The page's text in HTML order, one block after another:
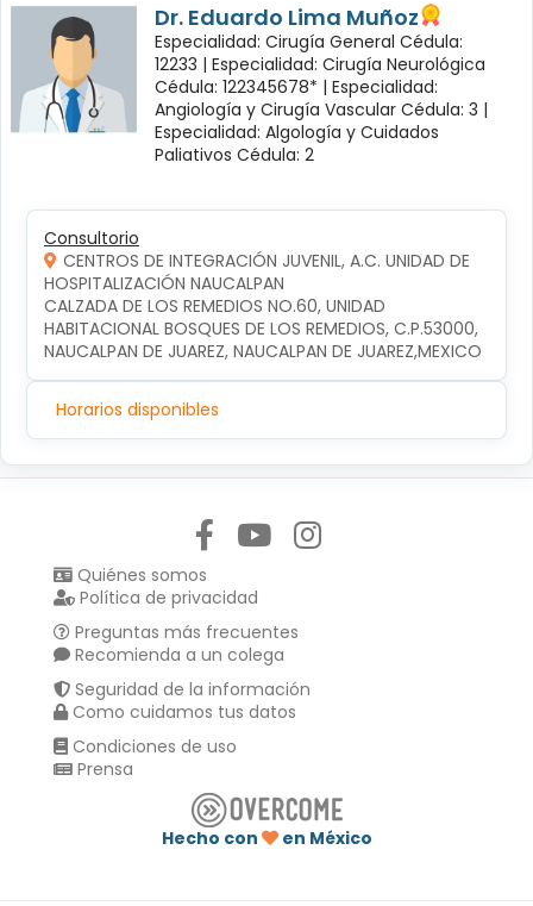
Dr. Eduardo Lima Muñoz
Especialidad: Cirugía General Cédula:
12233 | Especialidad: Cirugía Neurológica
Cédula: 122345678* | Especialidad:
Angiología y Cirugía Vascular Cédula: 3 |
Especialidad: Algología y Cuidados
Paliativos Cédula: 2
Consultorio
CENTROS DE INTEGRACIÓN JUVENIL, A.C. UNIDAD DE
HOSPITALIZACIÓN NAUCALPAN
CALZADA DE LOS REMEDIOS NO.60, UNIDAD
HABITACIONAL BOSQUES DE LOS REMEDIOS, C.P.53000,
NAUCALPAN DE JUAREZ, NAUCALPAN DE JUAREZ,MEXICO
Horarios disponibles
Quiénes somos
Política de privacidad
Preguntas más frecuentes
Recomienda a un colega
Seguridad de la información
Como cuidamos tus datos
Condiciones de uso
Prensa
Hecho con
en México